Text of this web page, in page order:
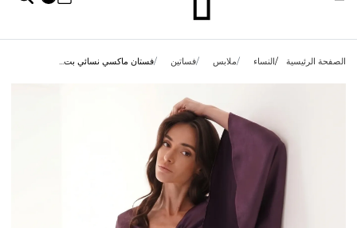
الصفحة الرئيسية النساء ملابس فساتين فستان ماكسي نسائي بت...